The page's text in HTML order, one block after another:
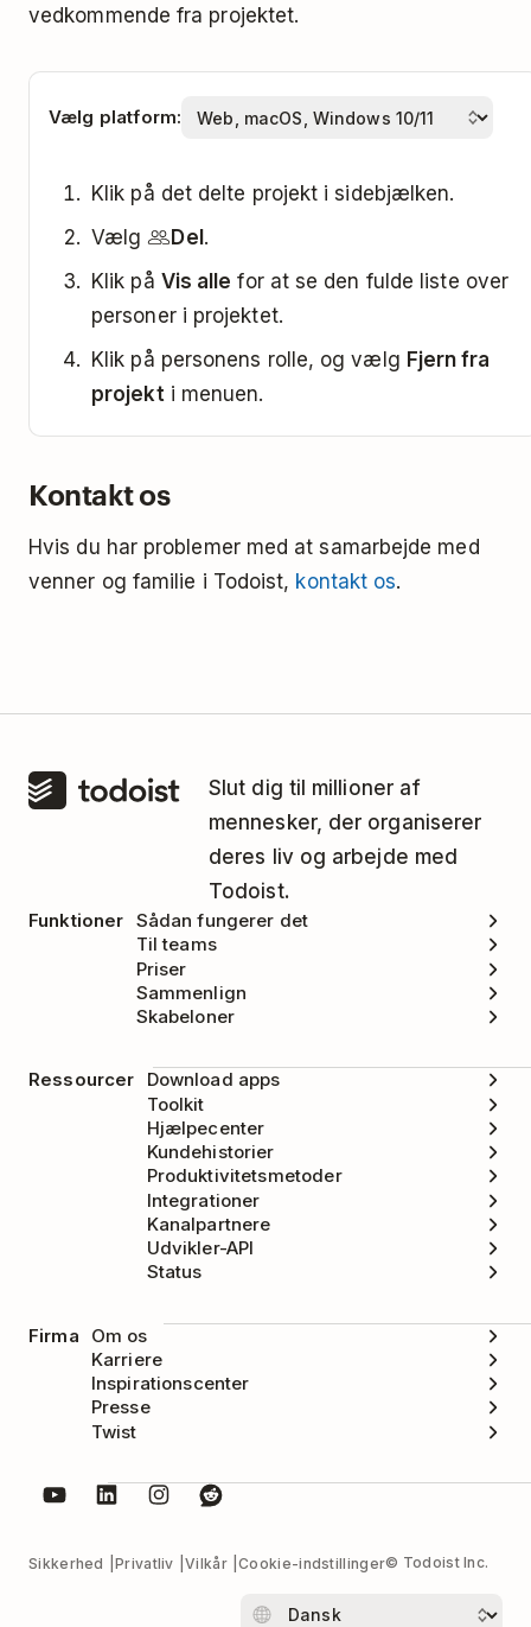
vedkommende fra projektet.
Vælg platform:
Klik på det delte projekt i sidebjælken.
Vælg
Del .
Klik på Vis alle for at se den fulde liste over
personer i projektet.
Klik på personens rolle, og vælg Fjern fra
projekti menuen.
Kontakt os
Hvis du har problemer med at samarbejde med
venner og familie i Todoist, kontakt os.
Slut dig til millioner af
mennesker, der organiserer
deres liv og arbejde med
Todoist.
Funktioner Sådan fungerer det
Til teams
Priser
Sammenlign
Skabeloner
Ressourcer
Download apps
Toolkit
Hjælpecenter
Kundehistorier
Produktivitetsmetoder
Integrationer
Kanalpartnere
Udvikler-API
Status
Firma
Om os
Karriere
Inspirationscenter
Presse
Twist
Sikkerhed Privatliv Vilkår Cookie-indstillinger© Todoist Inc.